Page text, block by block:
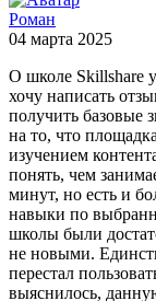
Роман
04 марта 2025
О школе Skillshare
хочу написать
получить базовые
на то, что
изучением
понять, чем
минут, но есть и
навыки по
школы были
не новыми.
перестал
выяснилось,